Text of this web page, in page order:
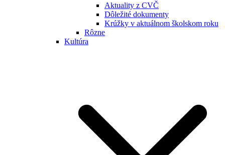
Aktuality z CVČ
Dôležité dokumenty
Krúžky v aktuálnom školskom roku
Rôzne
Kultúra